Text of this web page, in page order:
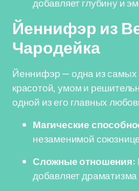
добавляет глубину и
Йеннифэр из
Чародейка
Йеннифэр — одна из самых
красотой, умом и
одной из его главных
Магические
незаменимой
Сложные отношения:
добавляет